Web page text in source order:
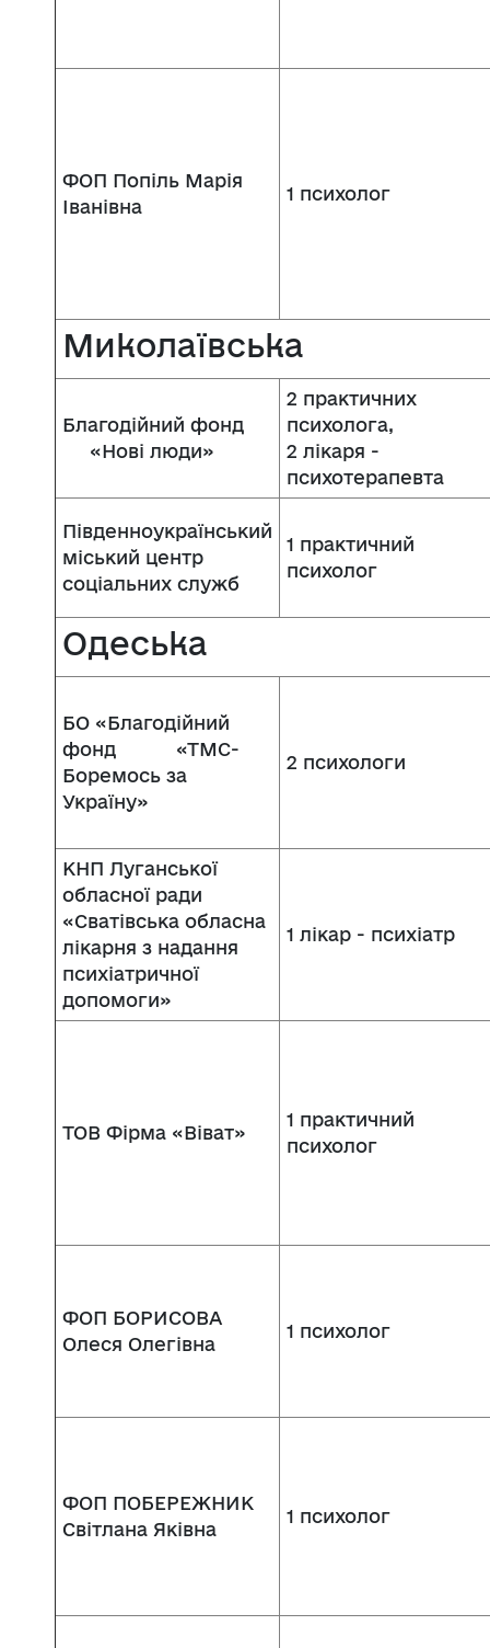
ФОП Попіль Марія
Іванівна
1 психолог
Миколаївська
Благодійний фонд
«Нові люди»
2 практичних
психолога,
2 лікаря -
психотерапевта
Південноукраїнський
міський центр
соціальних служб
1 практичний
психолог
Одеська
БО «Благодійний
фонд «ТМС-
Боремось за
Україну»
2 психологи
КНП Луганської
обласної ради
«Сватівська обласна
лікарня з надання
психіатричної
допомоги»
1 лікар - психіатр
ТОВ Фірма «Віват»
1 практичний
психолог
ФОП БОРИСОВА
Олеся Олегівна
1 психолог
ФОП ПОБЕРЕЖНИК
Світлана Яківна
1 психолог